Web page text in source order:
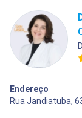
Endereço
Rua Jandiatuba,